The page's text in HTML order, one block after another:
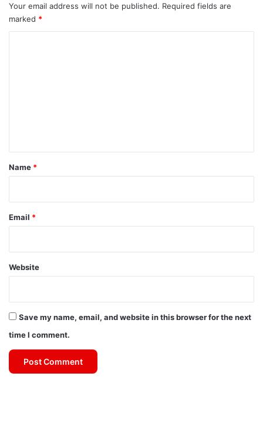
Your email address will not be published. Required fields are
marked *
*
Name *
Email *
Website
Save my name, email, and website in this browser for the next
time I comment.